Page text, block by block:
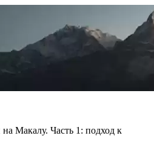
Макалу. Часть 1: подход к